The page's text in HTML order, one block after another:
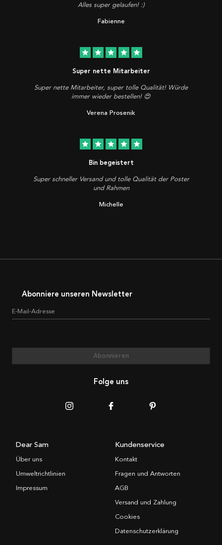
Alles super gelaufen! :)
Fabienne
star star star star star
Super nette Mitarbeiter
Super nette Mitarbeiter, super tolle Qualität! Würde
immer wieder bestellen! 😍
Verena Prosenik
star star star star star
Bin begeistert
Super schneller Versand und tolle Qualität der Poster
und Rahmen
Michelle
Abonniere unseren Newsletter
E-Mail-Adresse
Abonnieren
Folge uns
Dear Sam
Über uns
Umweltrichtlinien
Impressum
Kundenservice
Kontakt
Fragen und Antworten
AGB
Versand und Zahlung
Cookies
Datenschutzerklärung